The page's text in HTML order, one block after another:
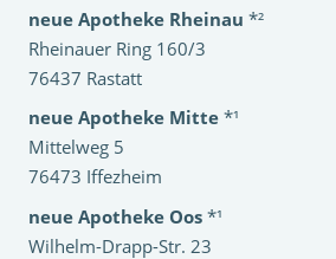
neue Apotheke Rheinau *²
Rheinauer Ring 160/3
76437 Rastatt
neue Apotheke Mitte *¹
Mittelweg 5
76473 Iffezheim
neue Apotheke Oos *¹
Wilhelm-Drapp-Str. 23